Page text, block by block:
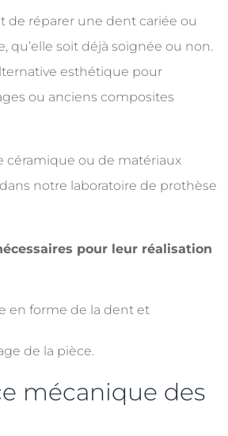
de réparer une dent cariée ou
qu’elle soit déjà soignée ou non.
esthétique pour
ou anciens composites
céramique ou de matériaux
notre laboratoire de prothèse
pour leur réalisation
en forme de la dent et
de la pièce.
mécanique des